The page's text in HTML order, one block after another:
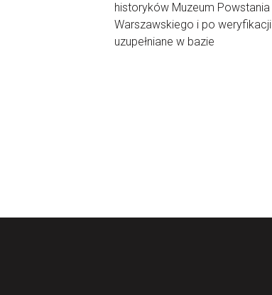
historyków Muzeum Powstania
Warszawskiego i po weryfikacji
uzupełniane w bazie